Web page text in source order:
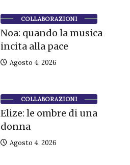
COLLABORAZIONI
Noa: quando la musica
incita alla pace
Agosto 4, 2026
COLLABORAZIONI
Elize: le ombre di una
donna
Agosto 4, 2026